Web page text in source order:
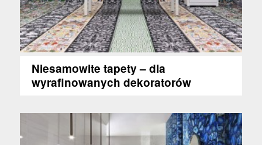
Niesamowite tapety – dla
wyrafinowanych dekoratorów